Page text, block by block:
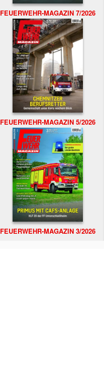
FEUERWEHR-MAGAZIN 7/2026
FEUERWEHR-MAGAZIN 5/2026
FEUERWEHR-MAGAZIN 3/2026